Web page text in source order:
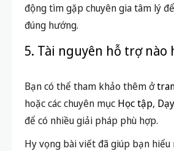
động tìm gặp chuyên gia tâm lý
đúng hướng.
5. Tài nguyên hỗ trợ nào
Bạn có thể tham khảo thêm ở
hoặc các chuyên mục Học tập,
để có nhiều giải pháp phù hợp.
Hy vọng bài viết đã giúp bạn hiểu